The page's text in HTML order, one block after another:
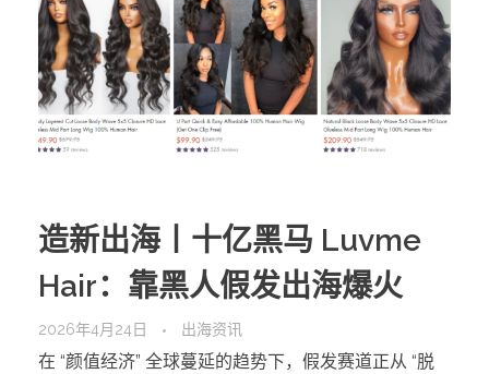
跨境市场营销
联系我们
造新出海丨十亿黑马 Luvme
Hair：靠黑人假发出海爆火
2026年4月24日 出海资讯
在 “颜值经济” 全球蔓延的趋势下，假发赛道正从 “脱